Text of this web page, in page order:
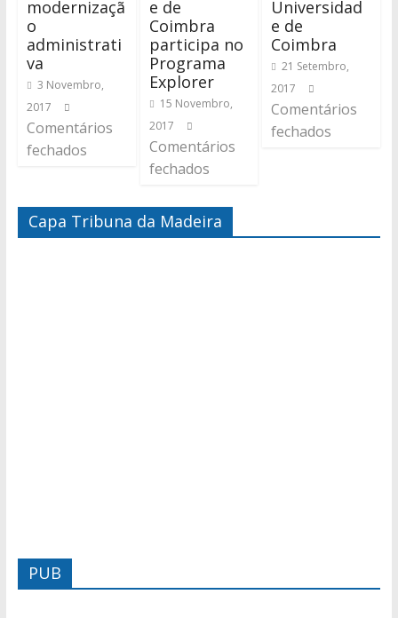
modernizaçã
o
administrati
va
3 Novembro,
2017
Comentários
fechados
e de
Coimbra
participa no
Programa
Explorer
15 Novembro,
2017
Comentários
fechados
Universidad
e de
Coimbra
21 Setembro,
2017
Comentários
fechados
Capa Tribuna da Madeira
PUB